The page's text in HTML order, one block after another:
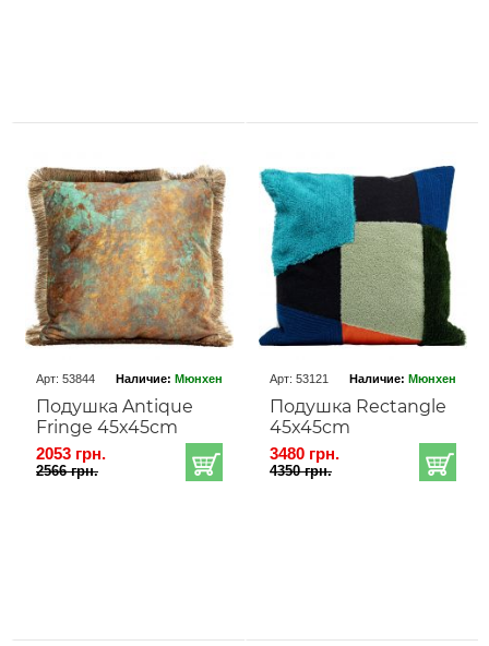
Арт: 53844 Наличие: Мюнхен
Подушка Antique
Fringe 45x45cm
2053 грн.
2566 грн.
Арт: 53121 Наличие: Мюнхен
Подушка Rectangle
45x45cm
3480 грн.
4350 грн.